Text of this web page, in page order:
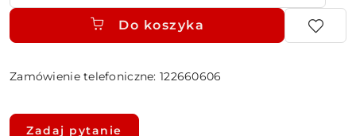
Do koszyka
Zamówienie telefoniczne: 122660606
Dostępność
Zadaj pytanie